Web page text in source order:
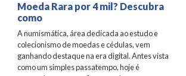
Moeda Rara por 4 mil? Descubra
como
A numismática, área dedicada ao estudo e
colecionismo de moedas e cédulas, vem
ganhando destaque na era digital. Antes vista
como um simples passatempo, hoje é